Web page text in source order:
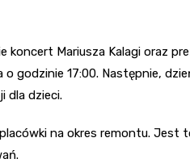
koncert Mariusza Kalagi oraz
godzinie 17:00. Następnie,
dla dzieci.
na okres remontu. Jest